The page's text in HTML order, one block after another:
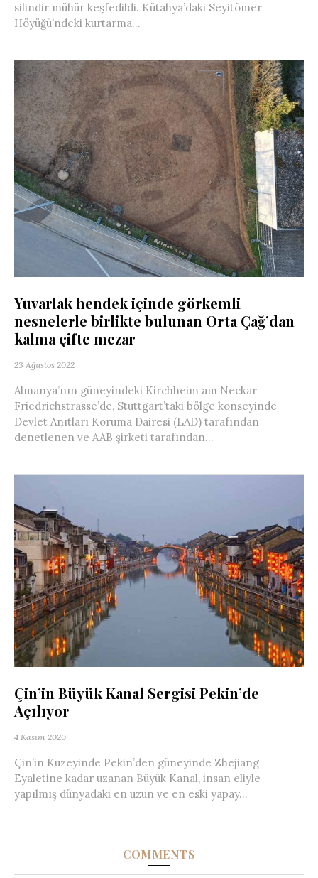
silindir mühür keşfedildi. Kütahya’daki Seyitömer
Höyüğü’ndeki kurtarma...
Yuvarlak hendek içinde görkemli
nesnelerle birlikte bulunan Orta Çağ’dan
kalma çifte mezar
23 Ağustos 2022
Almanya’nın güneyindeki Kirchheim am Neckar
Friedrichstrasse’de, Stuttgart’taki bölge konseyinde
Devlet Anıtları Koruma Dairesi (LAD) tarafından
denetlenen ve AAB şirketi tarafından...
Çin’in Büyük Kanal Sergisi Pekin’de
Açılıyor
4 Kasım 2020
Çin’in Kuzeyinde Pekin’den güneyinde Zhejiang
Eyaletine kadar uzanan Büyük Kanal, insan eliyle
yapılmış dünyadaki en uzun ve en eski yapay...
COMMENTS